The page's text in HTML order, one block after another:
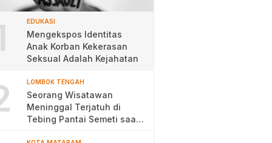
EDUKASI
Mengekspos Identitas
Anak Korban Kekerasan
Seksual Adalah Kejahatan
LOMBOK TENGAH
Seorang Wisatawan
Meninggal Terjatuh di
Tebing Pantai Semeti saat